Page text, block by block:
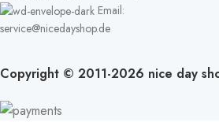
Email:
service@nicedayshop.de
Copyright © 2011-2026 nice day